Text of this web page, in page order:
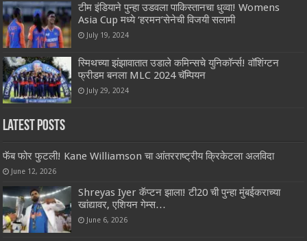
टीम इंडियाने पुन्हा उडवला पाकिस्तानचा धुव्वा! Womens
Asia Cup मध्ये ‘हरमन’सेनेची विजयी सलामी
July 19, 2024
स्मिथच्या झंझावातात उडाले कमिन्सचे युनिकॉर्न्स! वॉशिंग्टन
फ्रीडम बनला MLC 2024 चॅम्पियन
July 29, 2024
Latest Posts
फॅब फोर फुटली! Kane Williamson चा आंतरराष्ट्रीय क्रिकेटला अलविदा
June 12, 2026
Shreyas Iyer कॅप्टन झाला! टी20 ची पुन्हा मुंबईकराच्या
खांद्यावर, एशियन गेम्स…
June 6, 2026